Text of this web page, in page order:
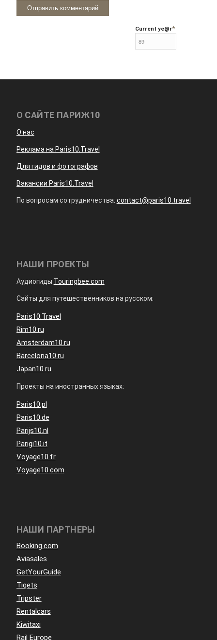
Current ye@r*
О САЙТЕ ПАРИЖ10
О нас
Реклама на Paris10.Travel
Для гидов и фотографов
Вакансии Paris10.Travel
По вопросам сотрудничества: contact@paris10.travel
НАШИ ПРОЕКТЫ
Аудиогиды Touringbee.com
Сайты для путешественников на русском:
Paris10.Travel
Rim10.ru
Amsterdam10.ru
Barcelona10.ru
Japan10.ru
Проекты на иностранных языках:
Paris10.pl
Paris10.de
Parijs10.nl
Parigi10.it
Voyage10.fr
Voyage10.com
НАШИ ПАРТНЕРЫ
Booking.com
Aviasales
GetYourGuide
Tiqets
Tripster
Rentalcars
Kiwitaxi
Rail Europe